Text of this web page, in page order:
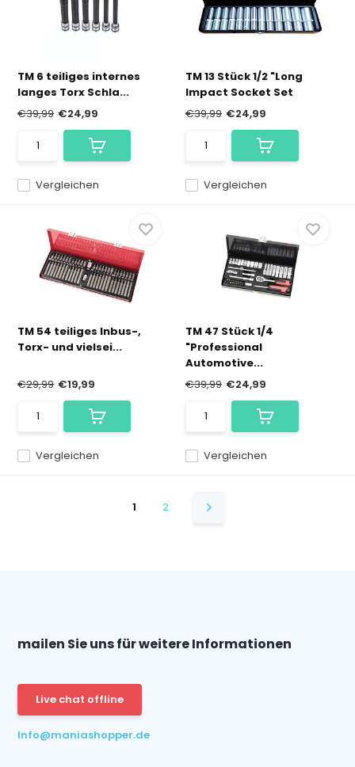
TM 6 teiliges internes
langes Torx Schla...
Vergleichen
€39,99 €24,99
TM 13 Stück 1/2 "Long
Impact Socket Set
Vergleichen
€39,99 €24,99
TM 54 teiliges Inbus-,
Torx- und vielsei...
Vergleichen
€29,99 €19,99
TM 47 Stück 1/4
"Professional
Automotive...
Vergleichen
€39,99 €24,99
1 2
mailen Sie uns für weitere Informationen
Live chat offline
Info@maniashopper.de